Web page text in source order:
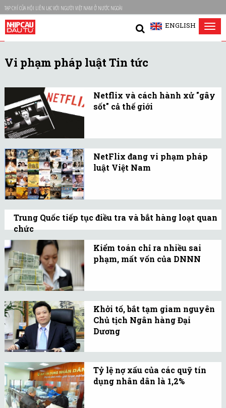
TẠP CHÍ CỦA HỘI LIÊN LẠC VỚI NGƯỜI VIỆT NAM Ở NƯỚC NGOÀI
ENGLISH
Vi phạm pháp luật Tin tức
Netflix và cách hành xử "gây
sốt" cả thế giới
ung dung kinh doanh mà
không cần tuân theo
những điều luật áp dụng
NetFlix đang vi phạm pháp
luật Việt Nam
thu phí bằng tiền Việt
Nam khi chưa đăng ký
kinh doanh và tuân thủ
các quy định là vi phạm
pháp luật.
Trung Quốc tiếp tục điều tra và bắt hàng loạt quan
chức
Sáu quan chức Trung Quốc bị điều tra do
nghi ngờ vi phạm pháp luật, kỷ luật
nghiêm trọng...
Kiểm toán chỉ ra nhiều sai
phạm, mất vốn của DNNN
hành thu, chi ngân sách,
sử dụng tiền và tài sản
Nhà nước.
Khởi tố, bắt tạm giam nguyên
Chủ tịch Ngân hàng Đại
Dương
tống đạt quyết định khởi
tố bị can đến ông Hà Văn
Tỷ lệ nợ xấu của các quỹ tín
dụng nhân dân là 1,2%